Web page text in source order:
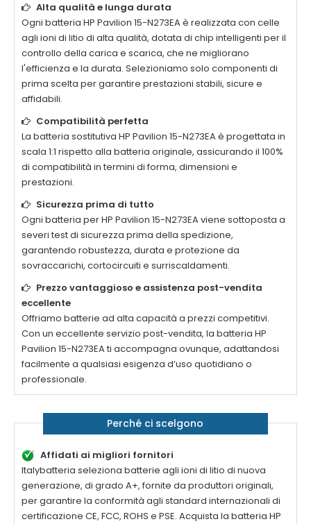
Alta qualità e lunga durata
Ogni batteria HP Pavilion 15-N273EAè realizzata con celle
agli ioni di litio di alta qualità, dotata di chip intelligenti per il
controllo della carica e scarica, che ne migliorano
l'efficienza e la durata. Selezioniamo solo componenti di
prima scelta per garantire prestazioni stabili, sicure e
affidabili.
Compatibilità perfetta
La batteria sostitutiva HP Pavilion 15-N273EAè progettata in
scala 1:1 rispetto alla batteria originale, assicurando il 100%
di compatibilità in termini di forma, dimensioni e
prestazioni.
Sicurezza prima di tutto
Ogni batteria per HP Pavilion 15-N273EAviene sottoposta a
severi test di sicurezza prima della spedizione,
garantendo robustezza, durata e protezione da
sovraccarichi, cortocircuiti e surriscaldamenti.
Prezzo vantaggioso e assistenza post-vendita
eccellente
Offriamo batterie ad alta capacità a prezzi competitivi.
Con un eccellente servizio post-vendita, la batteria HP
Pavilion 15-N273EAti accompagna ovunque, adattandosi
facilmente a qualsiasi esigenza d’uso quotidiano o
professionale.
Perché ci scelgono
Affidati ai migliori fornitori
Italybatteria seleziona batterie agli ioni di litio di nuova
generazione, di grado A+, fornite da produttori originali,
per garantire la conformità agli standard internazionali di
certificazione CE, FCC, ROHS e PSE. Acquista la batteria HP